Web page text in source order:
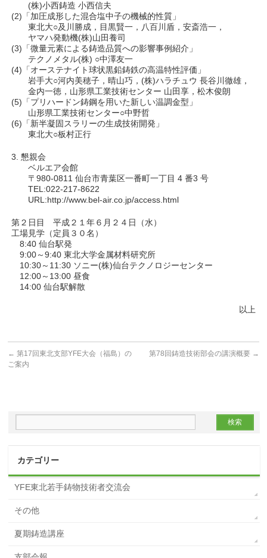
(株)小西鋳造 小西信夫
(2)「加圧成形した混合塩中子の機械的性質」
東北大○及川勝成，目黒賢一，八百川盾，安斎浩一，
ヤマハ発動機(株)山田養司
(3)「微量元素による鋳造品質への影響事例紹介」
テクノメタル(株) ○中澤友一
(4)「オーステナイト球状黒鉛鋳鉄の高温特性評価」
岩手大○河内美穂子，晴山巧，(株)ハラチュウ 長谷川徹雄，
金内一徳，山形県工業技術センター 山田享，松木俊朗
(5)「プリハードン鋳鋼を用いた新しい温調金型」
山形県工業技術センター○中野哲
(6)「新半凝固スラリーの生成技術開発」
東北大○板村正行
3. 懇親会
ベルエア会館
〒980-0811 仙台市青葉区一番町一丁目 4 番3 号
TEL:022-217-8622
URL:http://www.bel-air.co.jp/access.html
第２日目 平成２１年６月２４日（水）
工場見学（定員３０名）
8:40 仙台駅発
9:00～9:40 東北大学金属材料研究所
10:30～11:30 ソニー(株)仙台テクノロジーセンター
12:00～13:00 昼食
14:00 仙台駅解散
以上
← 第17回東北支部YFE大会（福島）の
ご案内
第78回鋳造技術部会の講演概要 →
カテゴリー
YFE東北若手鋳物技術者交流会
その他
夏期鋳造講座